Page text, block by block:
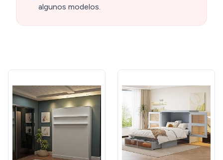
algunos modelos.